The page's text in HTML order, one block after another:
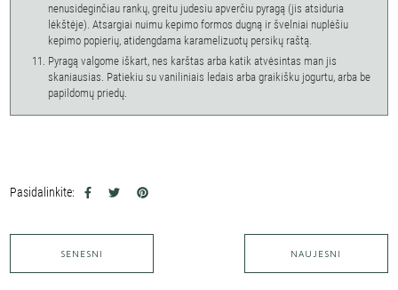
nenusideginčiau rankų, greitu judesiu apverčiu pyragą (jis atsiduria
lėkštėje). Atsargiai nuimu kepimo formos dugną ir švelniai nuplėšiu
kepimo popierių, atidengdama karamelizuotų persikų raštą.
Pyragą valgome iškart, nes karštas arba katik atvėsintas man jis
skaniausias. Patiekiu su vaniliniais ledais arba graikišku jogurtu, arba be
papildomų priedų.
Pasidalinkite:
SENESNI NAUJESNI